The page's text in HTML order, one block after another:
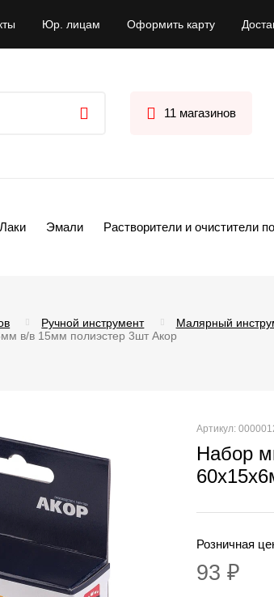
Юр. лицам Оформить карту
11 магазинов
Лаки Эмали Растворители и очистители
Ручной инструмент Малярный
в/в 15мм полиэстер 3шт Акор
Артикул:
Набор
Розничная
93 ₽